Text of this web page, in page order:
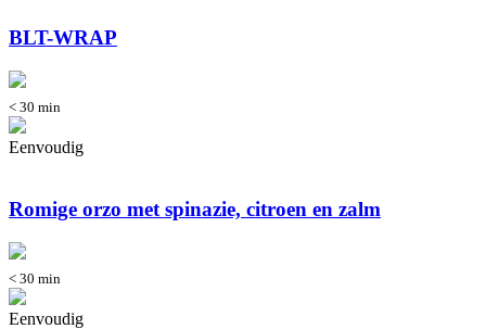
BLT-WRAP
< 30 min
Eenvoudig
Romige orzo met spinazie, citroen en zalm
< 30 min
Eenvoudig